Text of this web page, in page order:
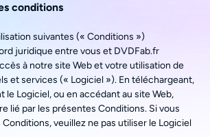
conditions
suivantes (« Conditions »)
juridique entre vous et DVDFab.fr
à notre site Web et votre utilisation de
et services (« Logiciel »). En téléchargeant,
le Logiciel, ou en accédant au site Web,
lié par les présentes Conditions. Si vous
veuillez ne pas utiliser le Logiciel